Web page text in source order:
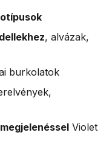
, alvázak,
burkolatok
Violet